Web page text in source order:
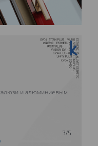
10 ЛЕТ ГАРАНТИИ
и алюминиевым
3/5